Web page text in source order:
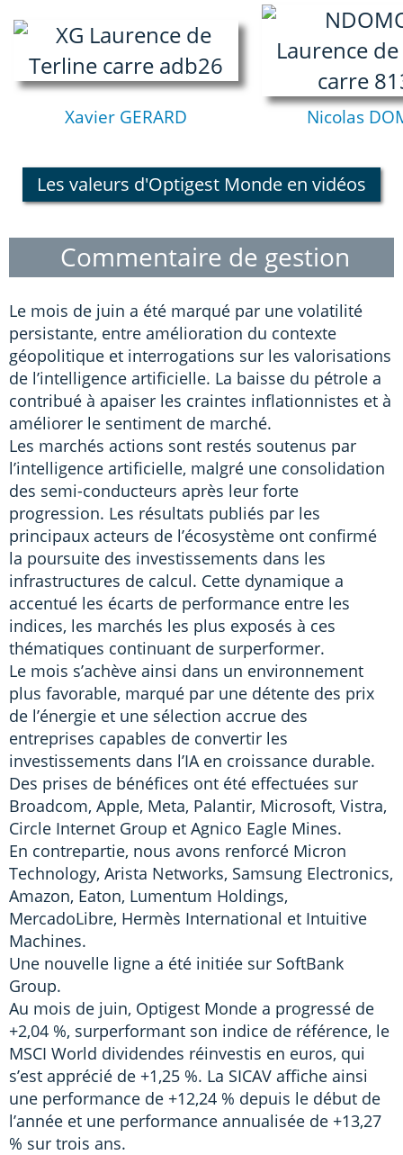
Xavier GERARD Nicolas
Les valeurs d'Optigest Monde en vidéos
Commentaire de gestion
Le mois de juin a été marqué par une volatilité
persistante, entre amélioration du contexte
géopolitique et interrogations sur les valorisations
de l’intelligence artificielle. La baisse du pétrole a
contribué à apaiser les craintes inflationnistes et à
améliorer le sentiment de marché.
Les marchés actions sont restés soutenus par
l’intelligence artificielle, malgré une consolidation
des semi-conducteurs après leur forte
progression. Les résultats publiés par les
principaux acteurs de l’écosystème ont confirmé
la poursuite des investissements dans les
infrastructures de calcul. Cette dynamique a
accentué les écarts de performance entre les
indices, les marchés les plus exposés à ces
thématiques continuant de surperformer.
Le mois s’achève ainsi dans un environnement
plus favorable, marqué par une détente des prix
de l’énergie et une sélection accrue des
entreprises capables de convertir les
investissements dans l’IA en croissance durable.
Des prises de bénéfices ont été effectuées sur
Broadcom, Apple, Meta, Palantir, Microsoft, Vistra,
Circle Internet Group et Agnico Eagle Mines.
En contrepartie, nous avons renforcé Micron
Technology, Arista Networks, Samsung Electronics,
Amazon, Eaton, Lumentum Holdings,
MercadoLibre, Hermès International et Intuitive
Machines.
Une nouvelle ligne a été initiée sur SoftBank
Group.
Au mois de juin, Optigest Monde a progressé de
+2,04 %, surperformant son indice de référence, le
MSCI World dividendes réinvestis en euros, qui
s’est apprécié de +1,25 %. La SICAV affiche ainsi
une performance de +12,24 % depuis le début de
l’année et une performance annualisée de +13,27
% sur trois ans.